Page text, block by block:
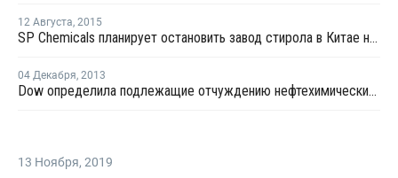
12 Августа, 2015
SP Chemicals планирует остановить завод стирола в Китае на профилактику
04 Декабря, 2013
Dow определила подлежащие отчуждению нефтехимические предприятия
13 Ноября, 2019